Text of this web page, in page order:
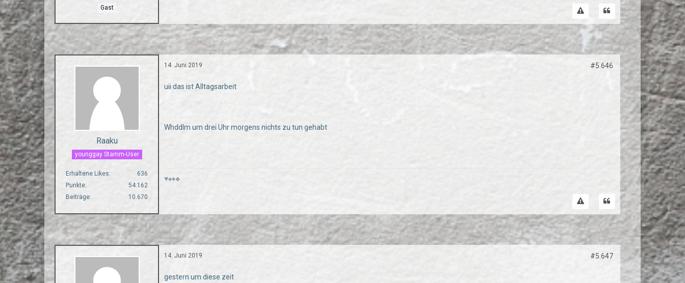
Gast
Raaku
younggay Stamm-User
Erhaltene Likes
636
Punkte
54.162
Beiträge
10.670
14. Juni 2019 #5.646
uii das ist Alltagsarbeit
Whddlm um drei Uhr morgens nichts zu tun gehabt
♥♠♦♣
14. Juni 2019 #5.647
gestern um diese zeit